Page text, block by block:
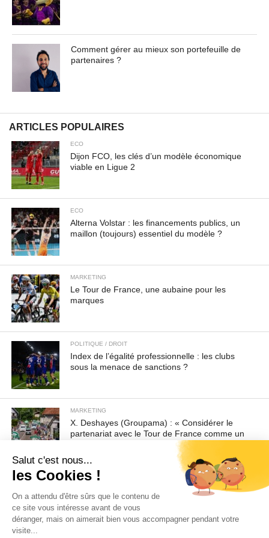
Contenu masqué de l'article... Lorem ipsum dolor sit
facilisis, vulputate magna at, pulvinar arcu. Maecenas
sollicitudin turpis a mauris ultrices, ac dignissim nunc
auctor. Aenean feugiat, odio in facilisis sollicitudin, augue
Nullam vitae est a risus dictum congue. Cras non lacus id
magna scelerisque sodales. Curabitur non fermentum
odio, vitae accumsan odio.
Comment gérer au mieux son portefeuille de
partenaires ?
ARTICLES POPULAIRES
ECO
Dijon FCO, les clés d’un modèle économique
viable en Ligue 2
ECO
Alterna Volstar : les financements publics, un
maillon (toujours) essentiel du modèle ?
MARKETING
Le Tour de France, une aubaine pour les
marques
POLITIQUE / DROIT
Index de l’égalité professionnelle : les clubs
sous la menace de sanctions ?
MARKETING
X. Deshayes (Groupama) : « Considérer le
partenariat avec le Tour de France comme un